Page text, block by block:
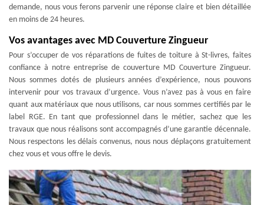
demande, nous vous ferons parvenir une réponse claire et bien détaillée
en moins de 24 heures.
Vos avantages avec MD Couverture Zingueur
Pour s’occuper de vos réparations de fuites de toiture à St-livres, faites
confiance à notre entreprise de couverture MD Couverture Zingueur.
Nous sommes dotés de plusieurs années d’expérience, nous pouvons
intervenir pour vos travaux d’urgence. Vous n’avez pas à vous en faire
quant aux matériaux que nous utilisons, car nous sommes certifiés par le
label RGE. En tant que professionnel dans le métier, sachez que les
travaux que nous réalisons sont accompagnés d’une garantie décennale.
Nous respectons les délais convenus, nous nous déplaçons gratuitement
chez vous et vous offre le devis.